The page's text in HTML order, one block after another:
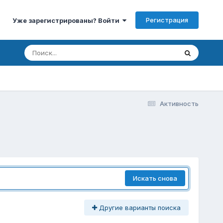
Уже зарегистрированы? Войти Регистрация
Активность
Искать снова
Другие варианты поиска